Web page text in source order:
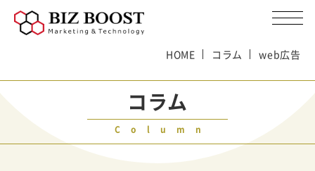
HOME コラム web広告
コラム
Column